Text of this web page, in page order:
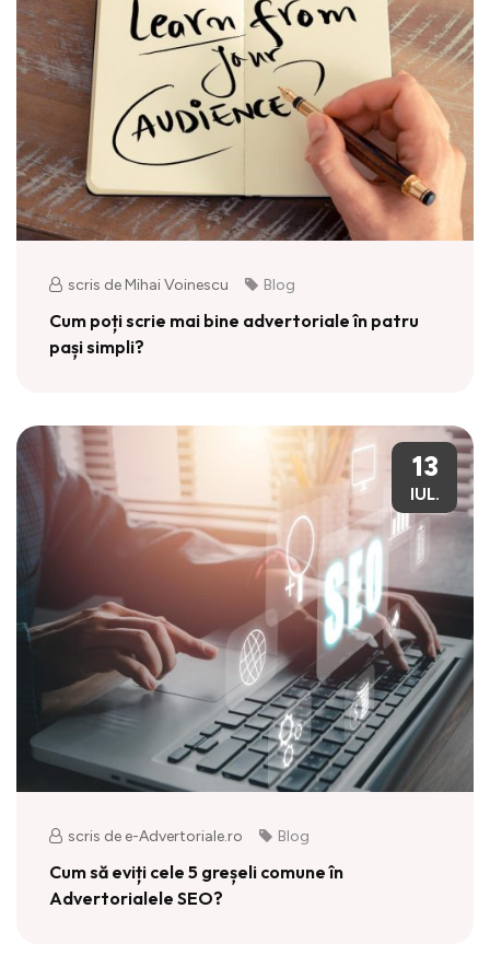
scris de Mihai Voinescu Blog
Cum poți scrie mai bine advertoriale în patru
pași simpli?
13
IUL.
scris de e-Advertoriale.ro Blog
Cum să eviți cele 5 greșeli comune în
Advertorialele SEO?